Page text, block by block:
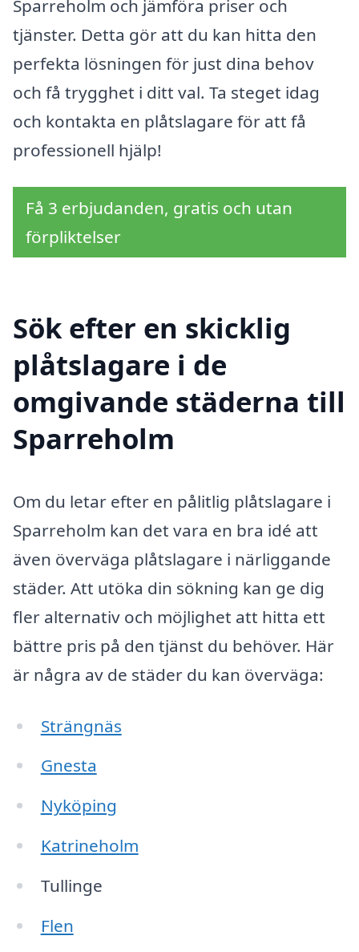
Sparreholm och jämföra priser och
tjänster. Detta gör att du kan hitta den
perfekta lösningen för just dina behov
och få trygghet i ditt val. Ta steget idag
och kontakta en plåtslagare för att få
professionell hjälp!
Få 3 erbjudanden, gratis och utan
förpliktelser
Sök efter en skicklig
plåtslagare i de
omgivande städerna till
Sparreholm
Om du letar efter en pålitlig plåtslagare i
Sparreholm kan det vara en bra idé att
även överväga plåtslagare i närliggande
städer. Att utöka din sökning kan ge dig
fler alternativ och möjlighet att hitta ett
bättre pris på den tjänst du behöver. Här
är några av de städer du kan överväga:
Strängnäs
Gnesta
Nyköping
Katrineholm
Tullinge
Flen